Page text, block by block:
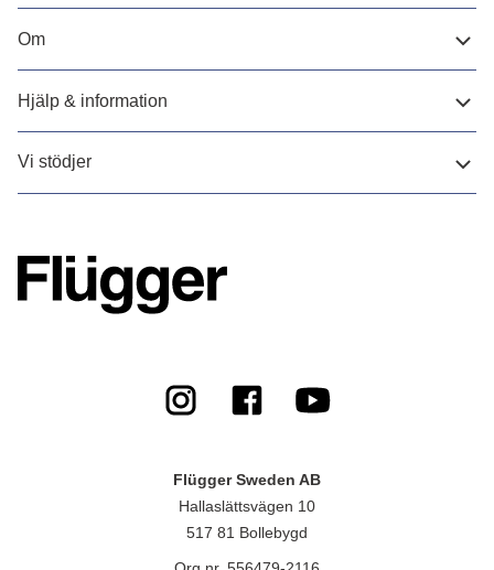
Om
Hjälp & information
Vi stödjer
Flügger Sweden AB
Hallaslättsvägen 10
517 81 Bollebygd